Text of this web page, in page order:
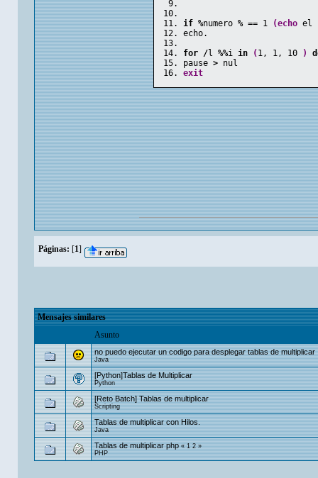
if %numero % == 1 (echo el
echo.
for /l %%i in ( 1, 1, 10 )
pause > nul
exit
Páginas: [1]
Mensajes similares
Asunto
no puedo ejecutar un codigo para desplegar tablas de multiplicar
Java
[Python]Tablas de Multiplicar
Python
[Reto Batch] Tablas de multiplicar
Scripting
Tablas de multiplicar con Hilos.
Java
Tablas de multiplicar php «1 2»
PHP